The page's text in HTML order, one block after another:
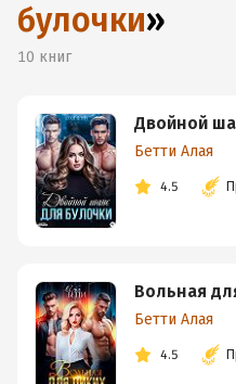
булочки»
10 книг
Двойной
Бетти Алая
4.5
Вольная
Бетти Алая
4.5